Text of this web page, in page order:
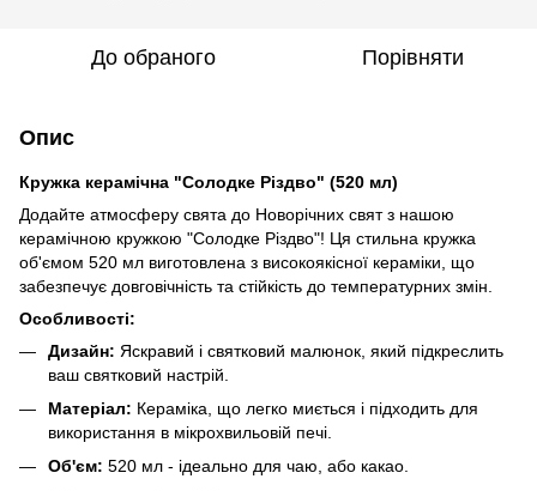
До обраного Порівняти
Опис
Кружка керамічна "Солодке Різдво" (520 мл)
Додайте атмосферу свята до Новорічних свят з нашою
керамічною кружкою "Солодке Різдво"! Ця стильна кружка
об'ємом 520 мл виготовлена з високоякісної кераміки, що
забезпечує довговічність та стійкість до температурних змін.
Особливості:
Дизайн: Яскравий і святковий малюнок, який підкреслить
ваш святковий настрій.
Матеріал: Кераміка, що легко миється і підходить для
використання в мікрохвильовій печі.
Об'єм: 520 мл - ідеально для чаю, або какао.